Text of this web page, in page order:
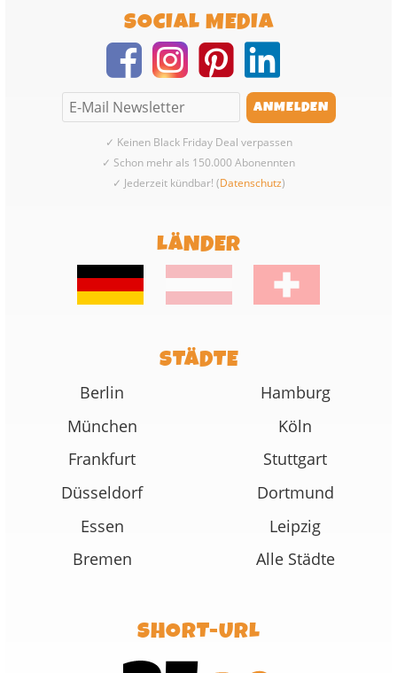
SOCIAL MEDIA
✓ Keinen Black Friday Deal verpassen
✓ Schon mehr als 150.000 Abonennten
✓ Jederzeit kündbar! (Datenschutz)
LÄNDER
STÄDTE
Berlin
Hamburg
München
Köln
Frankfurt
Stuttgart
Düsseldorf
Dortmund
Essen
Leipzig
Bremen
Alle Städte
SHORT-URL